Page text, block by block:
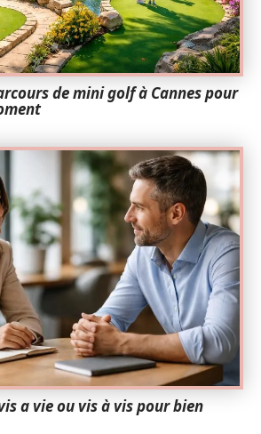
de mini golf à Cannes pour
a vie ou vis à vis pour bien